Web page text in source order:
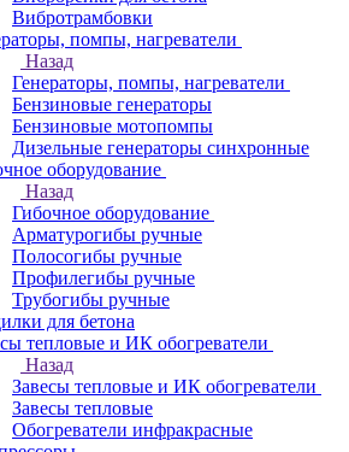
Вибротрамбовки
помпы, нагреватели
Назад
Генераторы, помпы, нагреватели
Бензиновые генераторы
Бензиновые мотопомпы
Дизельные генераторы синхронные
оборудование
Назад
Гибочное оборудование
Арматурогибы ручные
Полосогибы ручные
Профилегибы ручные
Трубогибы ручные
для бетона
тепловые и ИК обогреватели
Назад
Завесы тепловые и ИК обогреватели
Завесы тепловые
Обогреватели инфракрасные